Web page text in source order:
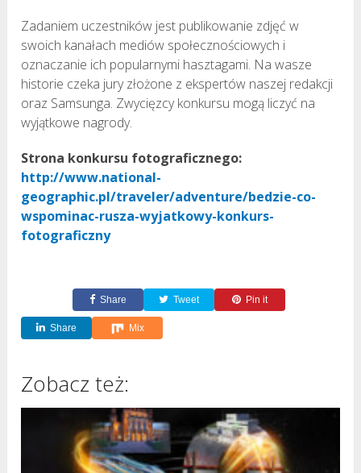
Zadaniem uczestników jest publikowanie zdjęć w
swoich kanałach mediów społecznościowych i
oznaczanie ich popularnymi hasztagami. Na wasze
historie czeka jury złożone z ekspertów naszej redakcji
oraz Samsunga. Zwycięzcy konkursu mogą liczyć na
wyjątkowe nagrody.
Strona konkursu fotograficznego:
http://www.national-
geographic.pl/traveler/adventure/bedzie-co-
wspominac-rusza-wyjatkowy-konkurs-
fotograficzny
Share Tweet Pin it
Share Mix
Zobacz też: